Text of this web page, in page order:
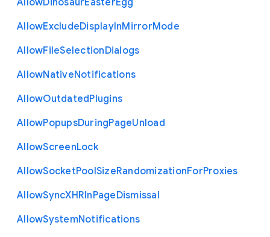
AllowDinosaurEasterEgg
AllowExcludeDisplayInMirrorMode
AllowFileSelectionDialogs
AllowNativeNotifications
AllowOutdatedPlugins
AllowPopupsDuringPageUnload
AllowScreenLock
AllowSocketPoolSizeRandomizationForProxies
AllowSyncXHRInPageDismissal
AllowSystemNotifications